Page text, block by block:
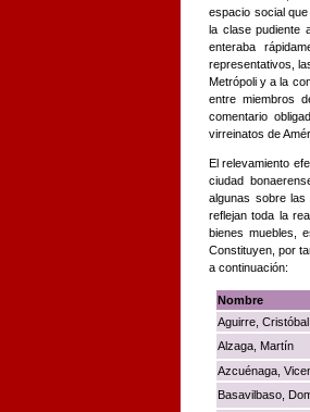
espacio social
la clase pudiente
enteraba
representativos,
Metrópoli y a la
entre miembros
comentario
virreinatos de
El relevamiento
ciudad
algunas sobre
reflejan toda la
bienes muebles,
Constituyen, por
a continuación:
Nombre
Aguirre, Cristóbal
Alzaga, Martín
Azcuénaga,
Basavilbaso,